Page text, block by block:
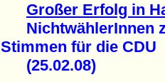
Großer Erfolg in
NichtwählerInnen
Stimmen für die CDU
(25.02.08)